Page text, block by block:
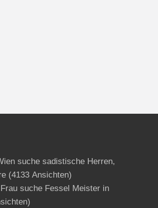
suche sadistische Herren,
(4133 Ansichten)
suche Fessel Meister in